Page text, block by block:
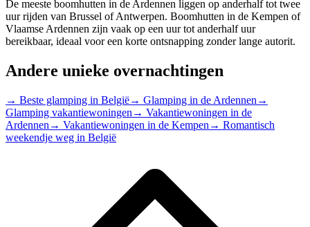
De meeste boomhutten in de Ardennen liggen op anderhalf tot twee
uur rijden van Brussel of Antwerpen. Boomhutten in de Kempen of
Vlaamse Ardennen zijn vaak op een uur tot anderhalf uur
bereikbaar, ideaal voor een korte ontsnapping zonder lange autorit.
Andere unieke overnachtingen
→ Beste glamping in België→ Glamping in de Ardennen →
Glamping vakantiewoningen → Vakantiewoningen in de
Ardennen → Vakantiewoningen in de Kempen → Romantisch
weekendje weg in België